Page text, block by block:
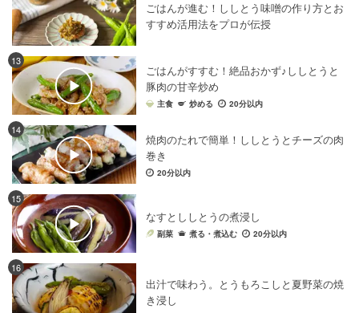
ごはんが進む！ししとう味噌の作り方とお
すすめ活用法をプロが伝授
13
ごはんがすすむ！絶品おかず♪ししとうと
豚肉の甘辛炒め
主食 炒める 20分以内
14
焼肉のたれで簡単！ししとうとチーズの肉
巻き
20分以内
15
なすとししとうの煮浸し
副菜 煮る・煮込む 20分以内
16
出汁で味わう。とうもろこしと夏野菜の焼
き浸し